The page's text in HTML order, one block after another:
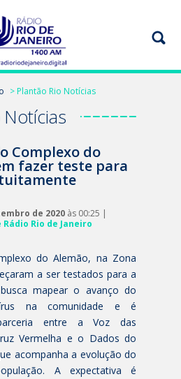
> Plantão Rio Notícias
Notícias
Complexo do
fazer teste para
de 2020 às 00:25 |
Rádio Rio de Janeiro
do Alemão, na Zona
a ser testados para a
mapear o avanço do
na comunidade e é
entre a Voz das
Vermelha e o Dados do
acompanha a evolução do
A expectativa é